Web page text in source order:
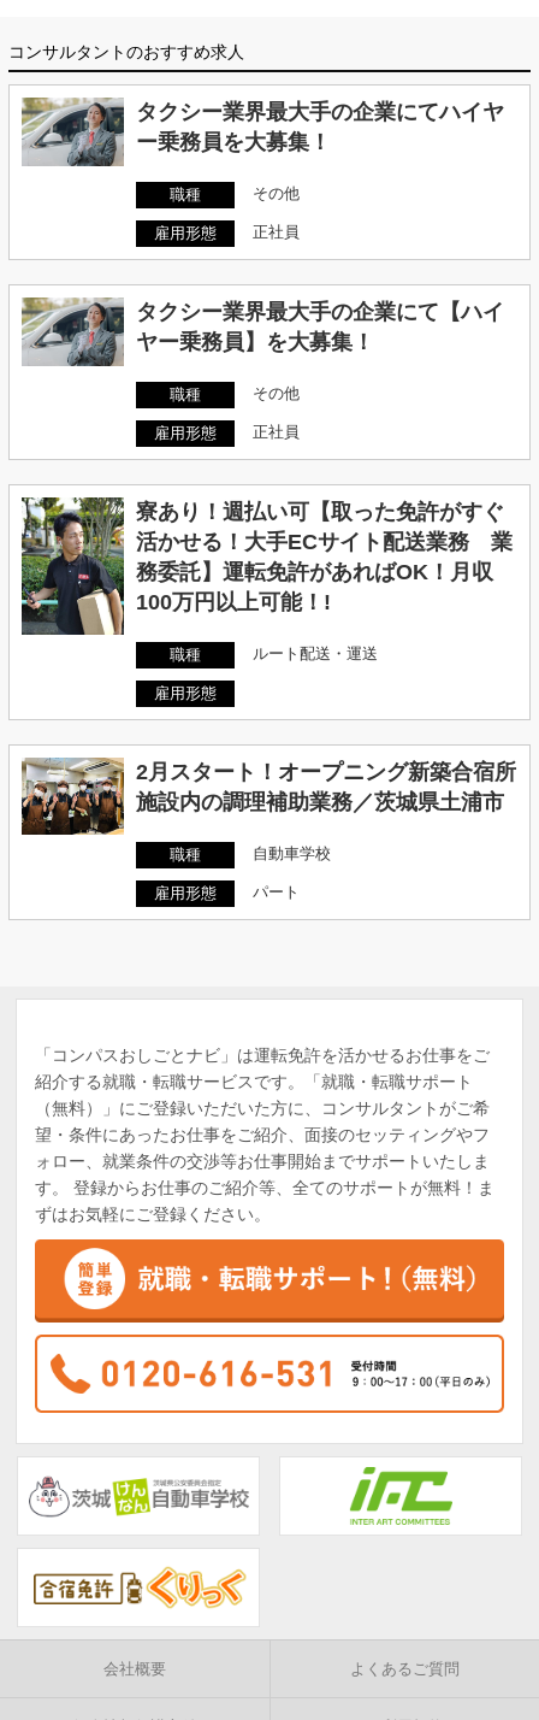
コンサルタントのおすすめ求人
タクシー業界最大手の企業にてハイヤ
ー乗務員を大募集！
職種 その他
雇用形態 正社員
タクシー業界最大手の企業にて【ハイ
ヤー乗務員】を大募集！
職種 その他
雇用形態 正社員
寮あり！週払い可【取った免許がすぐ
活かせる！大手ECサイト配送業務 業
務委託】運転免許があればOK！月収
100万円以上可能！!
職種 ルート配送・運送
雇用形態
2月スタート！オープニング新築合宿所
施設内の調理補助業務／茨城県土浦市
職種 自動車学校
雇用形態 パート
「コンパスおしごとナビ」は運転免許を活かせるお仕事をご
紹介する就職・転職サービスです。「就職・転職サポート
（無料）」にご登録いただいた方に、コンサルタントがご希
望・条件にあったお仕事をご紹介、面接のセッティングやフ
ォロー、就業条件の交渉等お仕事開始までサポートいたしま
す。 登録からお仕事のご紹介等、全てのサポートが無料！ま
ずはお気軽にご登録ください。
会社概要 よくあるご質問